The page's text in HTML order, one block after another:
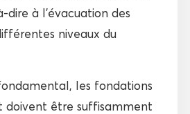
dire à l’évacuation des
niveaux du
les fondations
doivent être suffisamment